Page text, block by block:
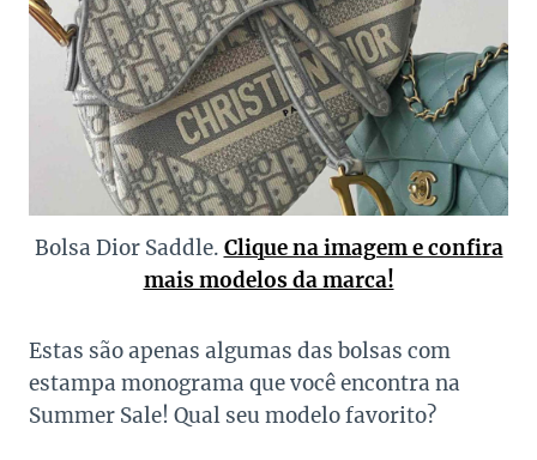
Bolsa Dior Saddle. Clique na imagem e confira
mais modelos da marca!
Estas são apenas algumas das bolsas com
estampa monograma que você encontra na
Summer Sale! Qual seu modelo favorito?